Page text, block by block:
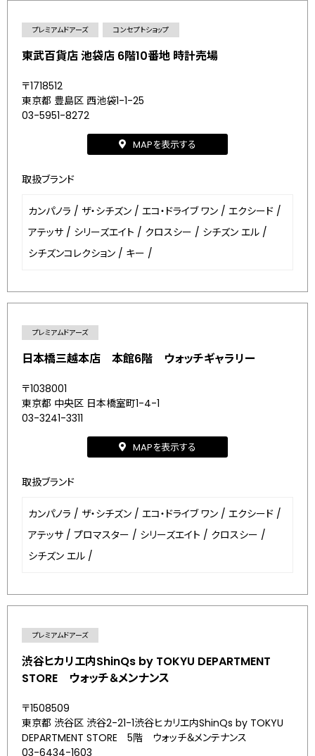
プレミアムドアーズ コンセプトショップ
東武百貨店 池袋店 6階10番地 時計売場
〒1718512
東京都 豊島区 西池袋1-1-25
03-5951-8272
MAPを表示する
取扱ブランド
カンパノラ / ザ・シチズン / エコ・ドライブ ワン / エクシード /
アテッサ / シリーズエイト / クロスシー / シチズン エル /
シチズンコレクション / キー /
プレミアムドアーズ
日本橋三越本店 本館6階 ウォッチギャラリー
〒1038001
東京都 中央区 日本橋室町1-4-1
03-3241-3311
MAPを表示する
取扱ブランド
カンパノラ / ザ・シチズン / エコ・ドライブ ワン / エクシード /
アテッサ / プロマスター / シリーズエイト / クロスシー /
シチズン エル /
プレミアムドアーズ
渋谷ヒカリエ内ShinQs by TOKYU DEPARTMENT
STORE ウォッチ＆メンナンス
〒1508509
東京都 渋谷区 渋谷2-21-1渋谷ヒカリエ内ShinQs by TOKYU
DEPARTMENT STORE 5階 ウォッチ＆メンテナンス
03-6434-1603